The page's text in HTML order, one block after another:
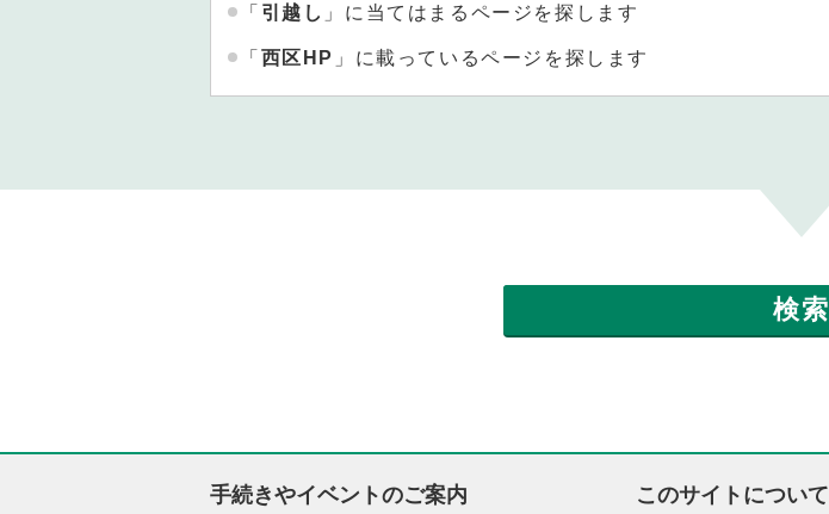
「 引越し 」に当てはまるページを探します
「 西区HP 」に載っているページを探します
手続きやイベントのご案内 このサイトについて